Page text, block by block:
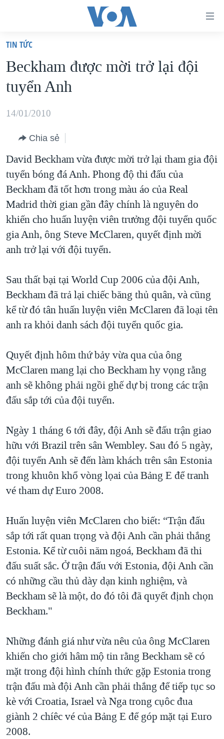
truy
cập
Tới
dung
chính
điều
hướng
chính
Đi
tới
"Tìm"
VIỆT NAM
HOA KỲ
BIỂN ĐÔNG
BLOG
DIỄN ĐÀN
MỤC
TỰ DO BÁO CHÍ
VẠCH TRẦN TIN GIẢ
NGƯỜI VIỆT HẢI NGOẠI
ĐỜI SỐNG
KHOA HỌC
SỨC KHOẺ
VĂN HOÁ
GIÁO DỤC
CHUYÊN ĐỀ
CHIẾN TRANH THƯƠNG MẠI CỦA MỸ: QUÁ KHỨ VÀ HIỆN
HÀNH TRÌNH BẦU CỬ 2024
GIẢI MÃ VÀNH ĐAI & CON ĐƯỜNG
NGÀY TỊ NẠN THẾ GIỚI
TRỊNH VĨNH BÌNH - NGƯỜI HẠ 'BÊN THẮNG CUỘC'
CHI PHÍ CHIẾN TRANH AFGHANISTAN
CÁC GIÁ TRỊ CỘNG HÒA Ở VIỆT NAM
THƯỢNG ĐỈNH TRUMP-KIM TẠI VIỆT NAM
TRỊNH VĨNH BÌNH VS. CHÍNH PHỦ VIỆT NAM
NGƯ DÂN VIỆT VÀ LÀN SÓNG TRỘM HẢI SÂM
BÊN KIA QUỐC LỘ: TIẾNG VỌNG TỪ NÔNG THÔN MỸ
QUAN HỆ VIỆT MỸ
HỌC TIẾNG ANH
VIDEO
NGHE
MẠNG XÃ HỘI
Ngôn ngữ khác
TIN TỨC
Beckham được mời trở lại đội
tuyển Anh
14/01/2010
Chia sẻ
David Beckham vừa được mời trở lại tham gia đội
tuyển bóng đá Anh. Phong độ thi đấu của
Beckham đã tốt hơn trong màu áo của Real
Madrid thời gian gần đây chính là nguyên do
khiến cho huấn luyện viên trưởng đội tuyển quốc
gia Anh, ông Steve McClaren, quyết định mời
anh trở lại với đội tuyển.
Sau thất bại tại World Cup 2006 của đội Anh,
Beckham đã trả lại chiếc băng thủ quân, và cũng
kể từ đó tân huấn luyện viên McClaren đã loại tên
anh ra khỏi danh sách đội tuyển quốc gia.
Quyết định hôm thứ bảy vừa qua của ông
McClaren mang lại cho Beckham hy vọng rằng
anh sẽ không phải ngồi ghế dự bị trong các trận
đấu sắp tới của đội tuyển.
Ngày 1 tháng 6 tới đây, đội Anh sẽ đấu trận giao
hữu với Brazil trên sân Wembley. Sau đó 5 ngày,
đội tuyển Anh sẽ đến làm khách trên sân Estonia
trong khuôn khổ vòng lọai của Bảng E để tranh
vé tham dự Euro 2008.
Huấn luyện viên McClaren cho biết: “Trận đấu
sắp tới rất quan trọng và đội Anh cần phải thắng
Estonia. Kể từ cuôi năm ngoá, Beckham đã thi
đấu suất sắc. Ở trận đấu với Estonia, đội Anh cần
có những cầu thủ dày dạn kinh nghiệm, và
Beckham sẽ là một, do đó tôi đã quyết định chọn
Beckham."
Những đánh giá như vừa nêu của ông McClaren
khiến cho giới hâm mộ tin rằng Beckham sẽ có
mặt trong đội hình chính thức gặp Estonia trong
trận đấu mà đội Anh cần phải thắng để tiếp tục so
kè với Croatia, Israel và Nga trong cụôc đua
giành 2 chíêc vé của Bảng E để góp mặt tại Euro
2008.